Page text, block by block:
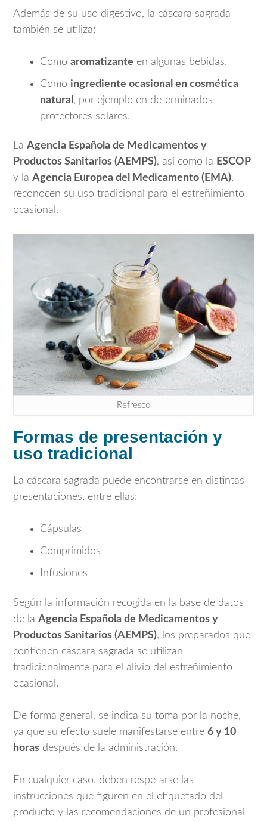
Además de su uso digestivo, la cáscara sagrada
también se utiliza:
Como aromatizante en algunas bebidas.
Como ingrediente ocasional en cosmética
natural , por ejemplo en determinados
protectores solares.
La Agencia Española de Medicamentos y
Productos Sanitarios (AEMPS), así como la ESCOP
y la Agencia Europea del Medicamento (EMA),
reconocen su uso tradicional para el estreñimiento
ocasional.
Refresco
Formas de presentación y
uso tradicional
La cáscara sagrada puede encontrarse en distintas
presentaciones, entre ellas:
Cápsulas
Comprimidos
Infusiones
Según la información recogida en la base de datos
de la Agencia Española de Medicamentos y
Productos Sanitarios (AEMPS), los preparados que
contienen cáscara sagrada se utilizan
tradicionalmente para el alivio del estreñimiento
ocasional.
De forma general, se indica su toma por la noche,
ya que su efecto suele manifestarse entre 6 y 10
horas después de la administración.
En cualquier caso, deben respetarse las
instrucciones que figuren en el etiquetado del
producto y las recomendaciones de un profesional